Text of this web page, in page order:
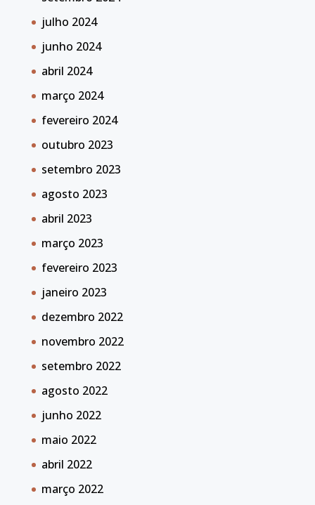
julho 2024
junho 2024
abril 2024
março 2024
fevereiro 2024
outubro 2023
setembro 2023
agosto 2023
abril 2023
março 2023
fevereiro 2023
janeiro 2023
dezembro 2022
novembro 2022
setembro 2022
agosto 2022
junho 2022
maio 2022
abril 2022
março 2022